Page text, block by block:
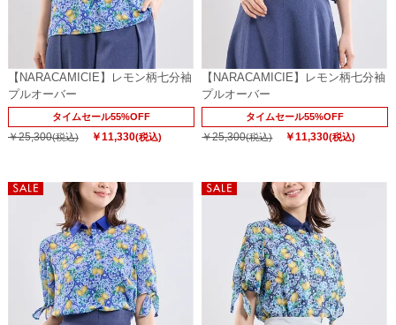
【NARACAMICIE】レモン柄七分袖
プルオーバー
タイムセール55%OFF
￥25,300(税込) ￥11,330(税込)
【NARACAMICIE】レモン柄七分袖
プルオーバー
タイムセール55%OFF
￥25,300(税込) ￥11,330(税込)